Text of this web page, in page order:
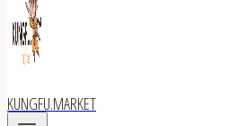
KUNGFU.MARKET